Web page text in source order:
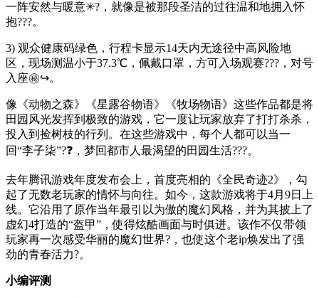
一阵安然与暖意✳?，就像是被那段圣洁的过往温和地拥入怀
抱???。
3) 观众健康码绿色，行程卡显示14天内无途径中高风险地
区，现场测温小于37.3℃，佩戴口罩，方可入场观赛???，对号
入座㊙↪。
像《动物之森》《星露谷物语》《牧场物语》这些作品都是将
田园风光发挥到极致的游戏，它一度让玩家放弃了打打杀杀，
投入到捡树枝的行列。在这些游戏中，每个人都可以当一
回“李子柒”?❓，梦回都市人最渴望的田园生活???。
去年腾讯游戏年度发布会上，首度亮相的《全民奇迹2》，勾
起了无数老玩家的情怀与向往。如今，这款游戏将于4月9日上
线。它沿用了原作当年最引以为傲的魔幻风格，并为其披上了
虚幻4打造的“盔甲”，使得炫酷画面与时俱进。该作不仅带领
玩家再一次感受华丽的魔幻世界?，也使这个老ip焕发出了强
劲的青春活力?。
小编评测